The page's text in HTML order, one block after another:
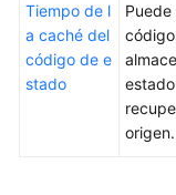
Tiempo de l
a caché del
código de e
stado
origen.